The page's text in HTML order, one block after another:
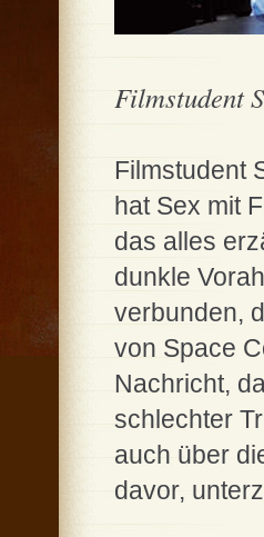
Filmstudent
Filmstudent
hat Sex mit
das alles
dunkle
verbunden,
von Space
Nachricht,
schlechter
auch über
davor,